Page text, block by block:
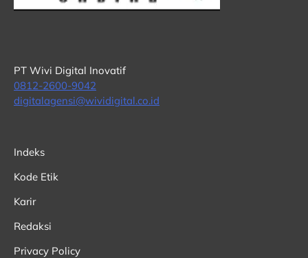
PT Wivi Digital Inovatif
0812-2600-9042
digitalagensi@wividigital.co.id
Indeks
Kode Etik
Karir
Redaksi
Privacy Policy